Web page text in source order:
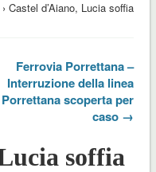
Castel d’Aiano, Lucia soffia
Ferrovia Porrettana –
Interruzione della linea
Porrettana scoperta per
caso →
soffia